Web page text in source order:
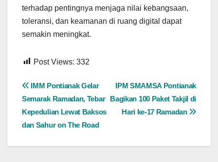
terhadap pentingnya menjaga nilai kebangsaan,
toleransi, dan keamanan di ruang digital dapat
semakin meningkat.
Post Views: 332
Navigasi
pos
IPM SMAMSA Pontianak
Bagikan 100 Paket Takjil di
Hari ke-17 Ramadan
IMM Pontianak Gelar
Semarak Ramadan, Tebar
Kepedulian Lewat Baksos
dan Sahur on The Road